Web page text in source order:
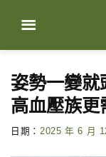
content
姿勢一變就
高血壓族更
日期： 2025 年 6 月